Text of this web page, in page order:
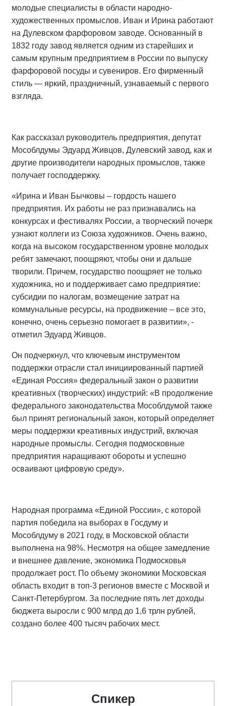
молодые специалисты в области народно-
художественных промыслов. Иван и Ирина работают
на Дулевском фарфоровом заводе. Основанный в
1832 году завод является одним из старейших и
самым крупным предприятием в России по выпуску
фарфоровой посуды и сувениров. Его фирменный
стиль — яркий, праздничный, узнаваемый с первого
взгляда.
Как рассказал руководитель предприятия, депутат
Мособлдумы Эдуард Живцов, Дулевский завод, как и
другие производители народных промыслов, также
получает господдержку.
«Ирина и Иван Бычковы – гордость нашего
предприятия. Их работы не раз признавались на
конкурсах и фестивалях России, а творческий почерк
узнают коллеги из Союза художников. Очень важно,
когда на высоком государственном уровне молодых
ребят замечают, поощряют, чтобы они и дальше
творили. Причем, государство поощряет не только
художника, но и поддерживает само предприятие:
субсидии по налогам, возмещение затрат на
коммунальные ресурсы, на продвижение – все это,
конечно, очень серьезно помогает в развитии», -
отметил Эдуард Живцов.
Он подчеркнул, что ключевым инструментом
поддержки отрасли стал инициированный партией
«Единая Россия» федеральный закон о развитии
креативных (творческих) индустрий: «В продолжение
федерального законодательства Мособлдумой также
был принят региональный закон, который определяет
меры поддержки креативных индустрий, включая
народные промыслы. Сегодня подмосковные
предприятия наращивают обороты и успешно
осваивают цифровую среду».
Народная программа «Единой России», с которой
партия победила на выборах в Госдуму и
Мособлдуму в 2021 году, в Московской области
выполнена на 98%. Несмотря на общее замедление
и внешнее давление, экономика Подмосковья
продолжает рост. По объему экономики Московская
область входит в топ-3 регионов вместе с Москвой и
Санкт-Петербургом. За последние пять лет доходы
бюджета выросли с 900 млрд до 1,6 трлн рублей,
создано более 400 тысяч рабочих мест.
Спикер